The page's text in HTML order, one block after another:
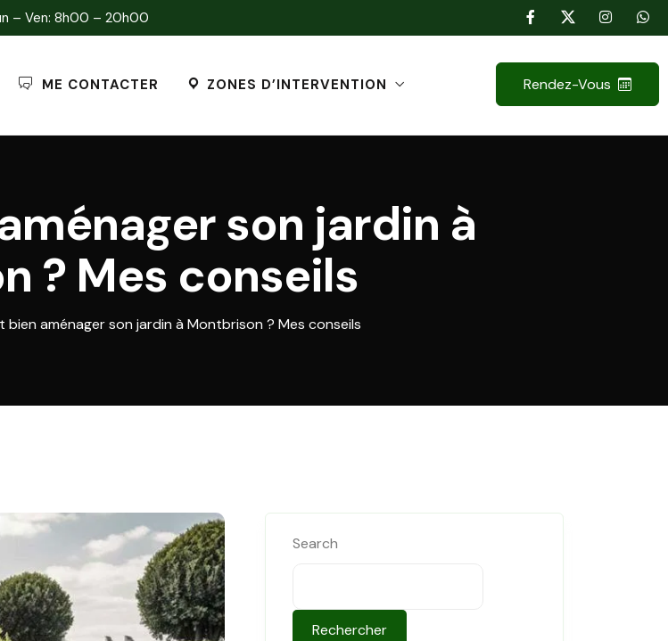
– Ven: 8h00 – 20h00
ME CONTACTER ZONES D’INTERVENTION Rendez-Vous
son jardin à
? Mes conseils
bien aménager son jardin à Montbrison ? Mes conseils
Search
Rechercher